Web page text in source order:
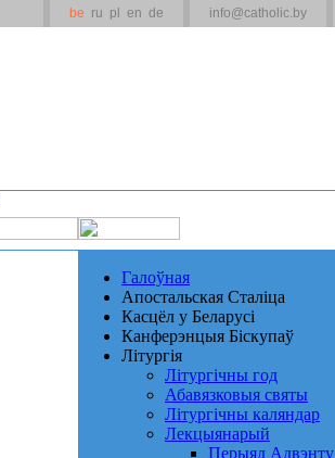
be ru pl en de info@catholic.by
Галоўная
Апостальская Сталіца
Касцёл у Беларусі
Канферэнцыя Біскупаў
Літургія
Літургічны год
Абавязковыя святы
Літургічны каляндар
Лекцыянарый
Перыяд Адвэнту